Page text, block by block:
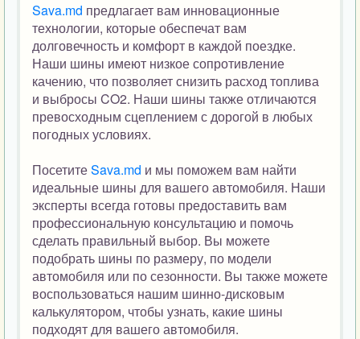
Sava.md предлагает вам инновационные
технологии, которые обеспечат вам
долговечность и комфорт в каждой поездке.
Наши шины имеют низкое сопротивление
качению, что позволяет снизить расход топлива
и выбросы CO2. Наши шины также отличаются
превосходным сцеплением с дорогой в любых
погодных условиях.
ПосетитеSava.md и мы поможем вам найти
идеальные шины для вашего автомобиля. Наши
эксперты всегда готовы предоставить вам
профессиональную консультацию и помочь
сделать правильный выбор. Вы можете
подобрать шины по размеру, по модели
автомобиля или по сезонности. Вы также можете
воспользоваться нашим шинно-дисковым
калькулятором, чтобы узнать, какие шины
подходят для вашего автомобиля.